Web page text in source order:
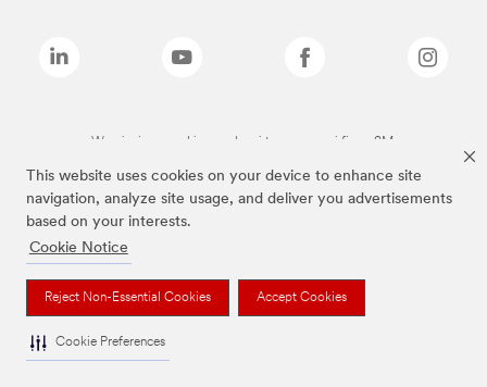
This website uses cookies on your device to enhance site
navigation, analyze site usage, and deliver you advertisements
based on your interests.
Cookie Notice
Reject Non-Essential Cookies Accept Cookies
Cookie Preferences
Wymienione marki są znakami towarowymi firmy 3M.